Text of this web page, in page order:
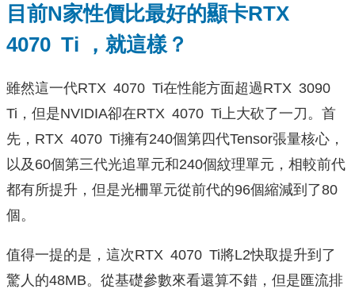
目前N家性價比最好的顯卡RTX
4070 Ti ，就這樣？
雖然這一代RTX 4070 Ti在性能方面超過RTX 3090
Ti，但是NVIDIA卻在RTX 4070 Ti上大砍了一刀。首
先，RTX 4070 Ti擁有240個第四代Tensor張量核心，
以及60個第三代光追單元和240個紋理單元，相較前代
都有所提升，但是光柵單元從前代的96個縮減到了80
個。
值得一提的是，這次RTX 4070 Ti將L2快取提升到了
驚人的48MB。從基礎參數來看還算不錯，但是匯流排